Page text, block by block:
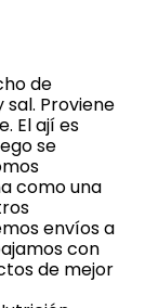
de
Proviene
El ají es
se
como una
envíos a
con
de mejor